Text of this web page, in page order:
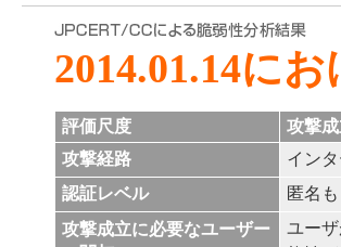
2014.01.14に
評価尺度
攻撃
攻撃経路
イン
認証レベル
匿名
攻撃成立に必要なユーザー
ユー